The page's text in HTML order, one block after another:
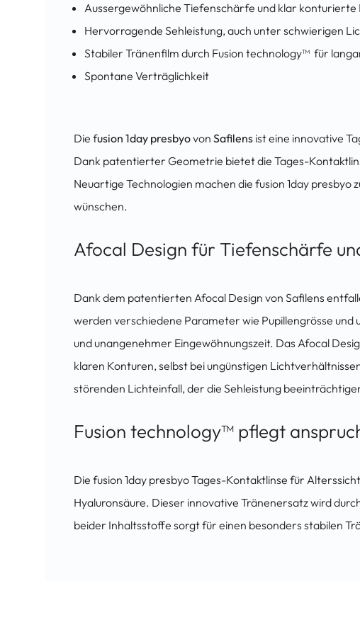
Aussergewöhnliche Tiefenschärfe und klar konturierte
Hervorragende Sehleistung, auch unter schwierigen
Stabiler Tränenfilm durch Fusion technology™ für
Spontane Verträglichkeit
Die fusion 1day presbyovon Safilens ist eine innovative
Dank patentierter Geometrie bietet die Tages-
Neuartige Technologien machen die fusion 1day
wünschen.
Afocal Design für Tiefenschärfe
Dank dem patentierten Afocal Design von Safilens
werden verschiedene Parameter wie Pupillengrösse
und unangenehmer Eingewöhnungszeit. Das Afocal
klaren Konturen, selbst bei ungünstigen
störenden Lichteinfall, der die Sehleistung
Fusion technology™ pflegt
Die fusion 1day presbyo Tages-Kontaktlinse für
Hyaluronsäure. Dieser innovative Tränenersatz wird
beider Inhaltsstoffe sorgt für einen besonders stabilen